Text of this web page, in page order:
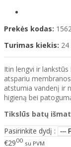
Prekės kodas:
Turimas kiekis: 24
Itin lengvi ir lankstūs
atspariu
atstumia vandenį ir
higieną bei
Tikslūs batų
Pasirinkite dydį :
€2900 su PVM